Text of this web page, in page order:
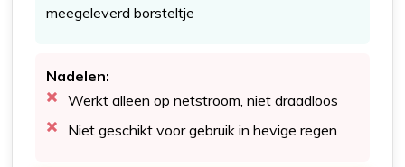
meegeleverd borsteltje
Nadelen:
Werkt alleen op netstroom, niet draadloos
Niet geschikt voor gebruik in hevige regen